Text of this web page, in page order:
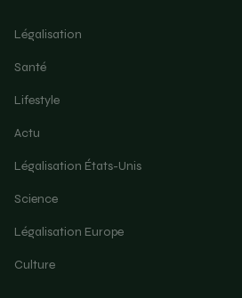
Légalisation
Santé
Lifestyle
Actu
Légalisation États-Unis
Science
Légalisation Europe
Culture